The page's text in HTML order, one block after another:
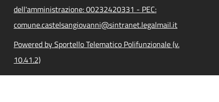
dell'amministrazione: 00232420331 - PEC:
comune.castelsangiovanni@sintranet.legalmail.it
Powered by Sportello Telematico Polifunzionale (v.
10.41.2)